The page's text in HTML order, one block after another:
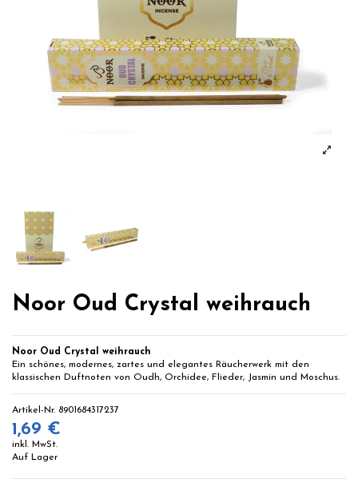
Noor Oud Crystal weihrauch
Noor Oud Crystal weihrauch
Ein schönes, modernes, zartes und elegantes Räucherwerk mit den
klassischen Duftnoten von Oudh, Orchidee, Flieder, Jasmin und Moschus.
Artikel-Nr. 8901684317237
1,69 €
inkl. MwSt.
Auf Lager